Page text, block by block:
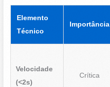
Elemento
Técnico
Importância
Velocidade
(<2s)
Crítica